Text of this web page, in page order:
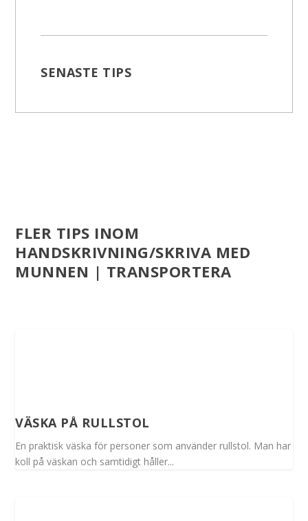
SENASTE TIPS
FLER TIPS INOM
HANDSKRIVNING/SKRIVA MED
MUNNEN | TRANSPORTERA
VÄSKA PÅ RULLSTOL
En praktisk väska för personer som använder rullstol. Man har
koll på väskan och samtidigt håller...